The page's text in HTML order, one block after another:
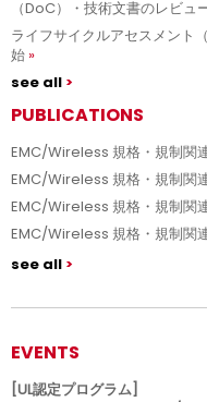
（DoC）・技術文書のレビュ
ライフサイクルアセスメント
始
see all
PUBLICATIONS
EMC/Wireless 規格・規制関
EMC/Wireless 規格・規制関
EMC/Wireless 規格・規制関
EMC/Wireless 規格・規制関
see all
EVENTS
[UL認定プログラム]